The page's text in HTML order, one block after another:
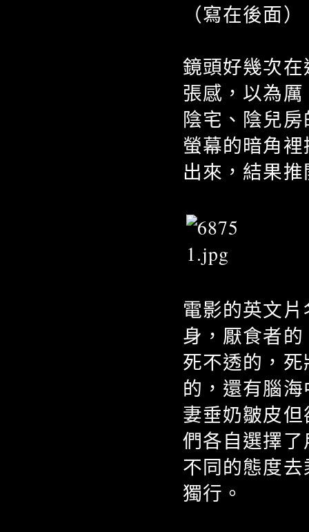
（寫在後面）
鏡頭好幾次
張感，以為厲
陰宅、陰兒
螢幕的暗角裡
出來，結果
電影的英文
身，厭食者的
死不透的，
的，還有腦海
妻垂奶皺皮
們各自選擇了
不同的態度
獨行。